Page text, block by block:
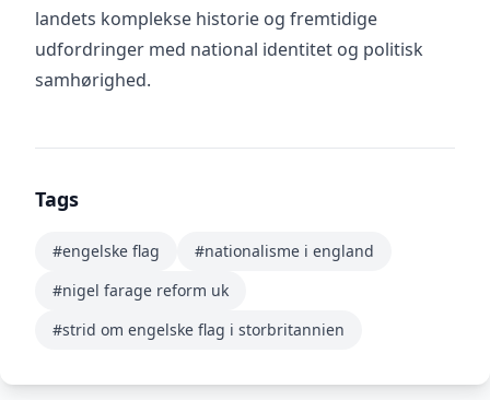
landets komplekse historie og fremtidige
udfordringer med national identitet og politisk
samhørighed.
Tags
#engelske flag
#nationalisme i england
#nigel farage reform uk
#strid om engelske flag i storbritannien